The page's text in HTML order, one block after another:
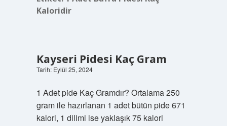
Kaloridir
Kayseri Pidesi Kaç Gram
Tarih: Eylül 25, 2024
1 Adet pide Kaç Gramdır? Ortalama 250
gram ile hazırlanan 1 adet bütün pide 671
kalori, 1 dilimi ise yaklaşık 75 kalori